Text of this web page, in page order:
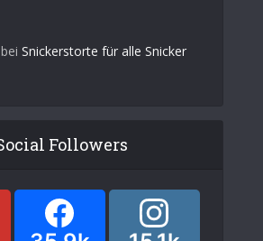
bei Snickerstorte für alle Snicker
Followers